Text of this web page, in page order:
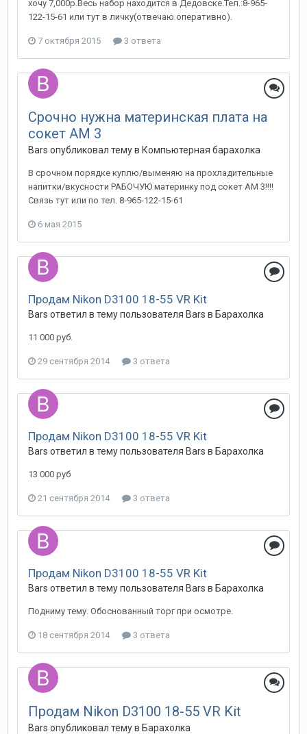
хочу 7,000р.Весь набор находится в Дедовске.Тел.:8-965-
122-15-61 или тут в личку(отвечаю оперативно).
7 октября 2015 3 ответа
Срочно нужна материнская плата на
сокет АМ 3
Bars опубликовал тему в Компьютерная барахолка
В срочном порядке куплю/выменяю на прохладительные
напитки/вкусности РАБОЧУЮ материнку под сокет АМ 3!!!!
Связь тут или по тел. 8-965-122-15-61
6 мая 2015
Продам Nikon D3100 18-55 VR Kit
Bars ответил в тему пользователя Bars в Барахолка
11 000 руб.
29 сентября 2014 3 ответа
Продам Nikon D3100 18-55 VR Kit
Bars ответил в тему пользователя Bars в Барахолка
13 000 руб
21 сентября 2014 3 ответа
Продам Nikon D3100 18-55 VR Kit
Bars ответил в тему пользователя Bars в Барахолка
Подниму тему. Обоснованный торг при осмотре.
18 сентября 2014 3 ответа
Продам Nikon D3100 18-55 VR Kit
Bars опубликовал тему в Барахолка